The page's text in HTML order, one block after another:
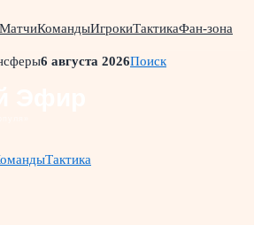
МатчиКомандыИгрокиТактикаФан-зона
6 августа 2026Поиск
Тактика